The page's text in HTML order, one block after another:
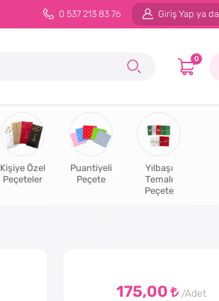
0 537 213 83 76 Giriş Yap ya
0
Kişiye Özel
Peçeteler
Puantiyeli
Peçete
Yılbaşı
Temalı
Peçete
175,00